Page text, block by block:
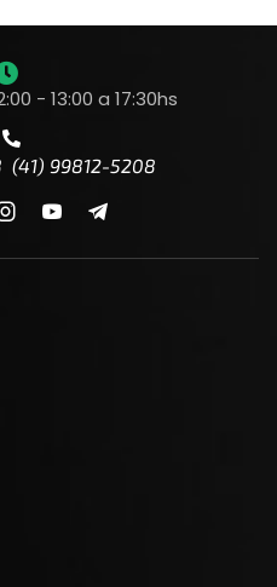
- 13:00 a 17:30hs
(41) 99812-5208